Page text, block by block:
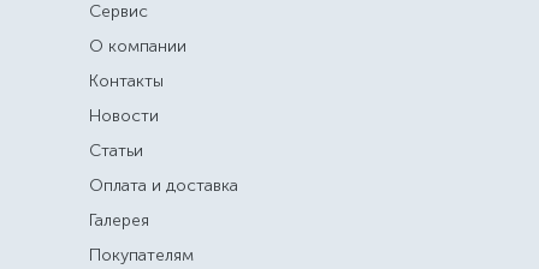
Сервис
О компании
Контакты
Новости
Статьи
Оплата и доставка
Галерея
Покупателям